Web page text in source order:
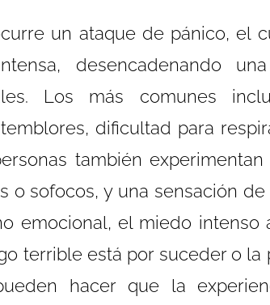
un ataque de pánico, el
desencadenando
Los más comunes
dificultad para
también
o sofocos, y una sensación
emocional, el miedo
terrible está por suceder o
hacer que la